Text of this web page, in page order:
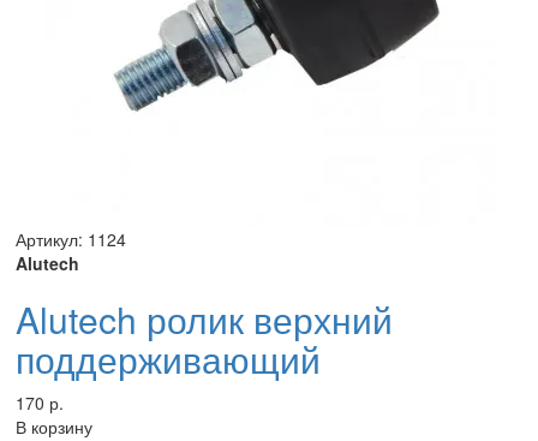
Артикул: 1124
Alutech
Alutech ролик верхний
поддерживающий
170 р.
В корзину